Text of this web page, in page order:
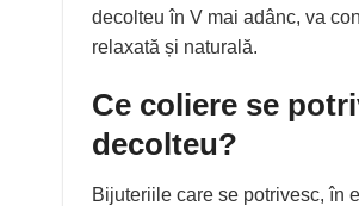
decolteu în V mai adânc, va
relaxată și naturală.
Ce coliere se
decolteu?
Bijuteriile care se potrivesc, în